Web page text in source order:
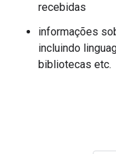
recebidas
informações
incluindo
bibliotecas etc.